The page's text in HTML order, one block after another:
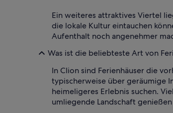
Ein weiteres attraktives Viertel
die lokale Kultur eintauchen
Aufenthalt noch angenehmer
Was ist die beliebteste Art von
In Clion sind Ferienhäuser die
typischerweise über geräumige
heimeligeres Erlebnis suchen.
umliegende Landschaft